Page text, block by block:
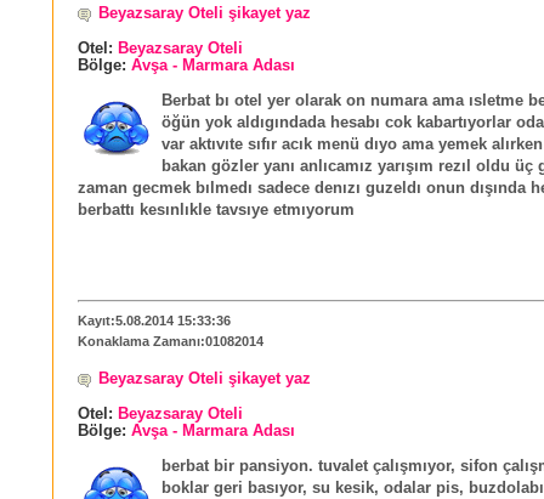
Beyazsaray Oteli şikayet yaz
Otel: Beyazsaray Oteli
Bölge: Avşa - Marmara Adası
Berbat bı otel yer olarak on numara ama ısletme
öğün yok aldıgındada hesabı cok kabartıyorlar
var aktıvıte sıfır acık menü dıyo ama yemek
bakan gözler yanı anlıcamız yarışım rezıl oldu üç
zaman gecmek bılmedı sadece denızı guzeldı onun dışında
berbattı kesınlıkle tavsıye etmıyorum
Kayıt:5.08.2014 15:33:36
Konaklama Zamanı:01082014
Beyazsaray Oteli şikayet yaz
Otel: Beyazsaray Oteli
Bölge: Avşa - Marmara Adası
berbat bir pansiyon. tuvalet çalışmıyor, sifon
boklar geri basıyor, su kesik, odalar pis,